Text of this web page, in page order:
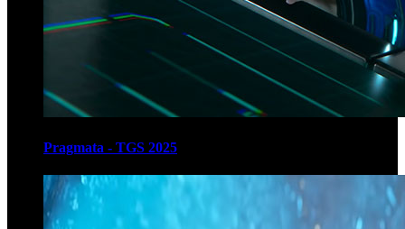
Pragmata - TGS 2025